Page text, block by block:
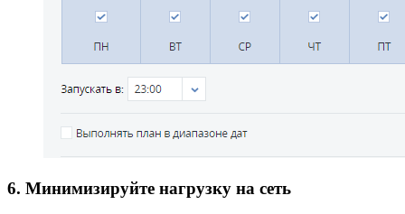
6. Минимизируйте нагрузку на сеть